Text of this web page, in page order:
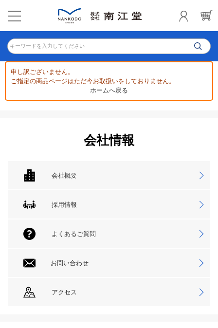
キーワードを入力してください
申し訳ございません。
ご指定の商品ページはただ今お取扱いをしておりません。
ホームへ戻る
会社情報
会社概要
採用情報
よくあるご質問
お問い合わせ
アクセス